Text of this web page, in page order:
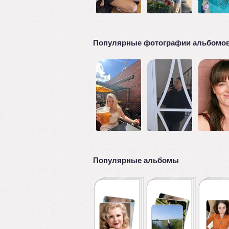
Популярные фотографии
Популярные альбомы